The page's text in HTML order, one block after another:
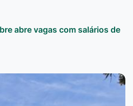
abre vagas com salários de